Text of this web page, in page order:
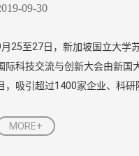
09-30
25至27日，新加坡国立大学
际科技交流与创新大会由新
，吸引超过1400家企业、科研
MORE+